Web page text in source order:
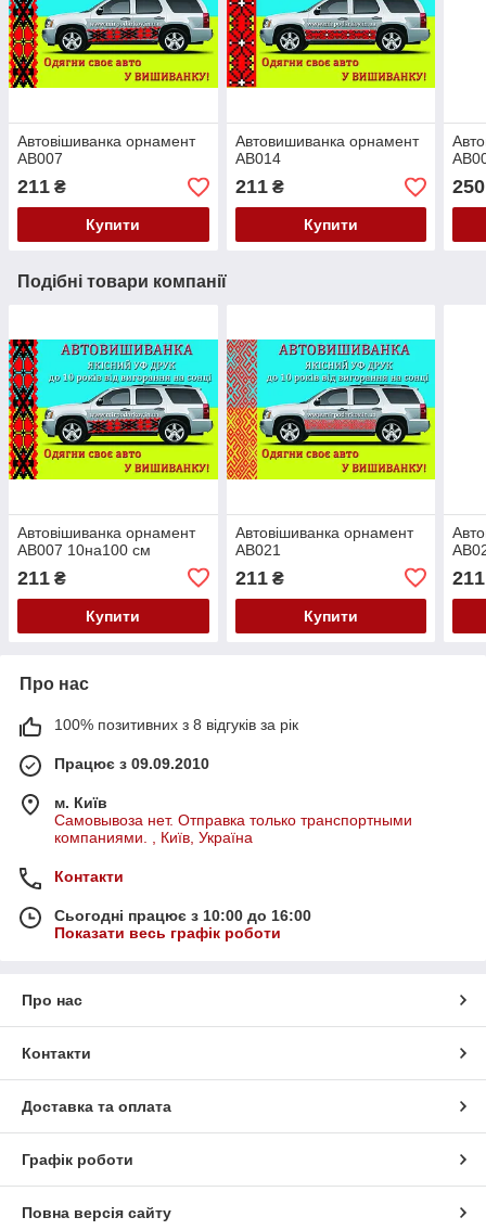
Автовішиванка орнамент
АВ007
211 ₴
Купити
Автовишиванка орнамент
АВ014
211₴
Купити
250
Подібні товари компанії
Автовішиванка орнамент
АВ007 10на100 см
211 ₴
Купити
Автовішиванка орнамент
АВ021
211₴
Купити
211
Про нас
100% позитивних з 8 відгуків за рік
Працює з 09.09.2010
м. Київ
Самовывоза нет. Отправка только транспортными
компаниями. , Київ, Україна
Контакти
Сьогодні працює з 10:00 до 16:00
Показати весь графік роботи
Про нас
Контакти
Доставка та оплата
Графік роботи
Повна версія сайту